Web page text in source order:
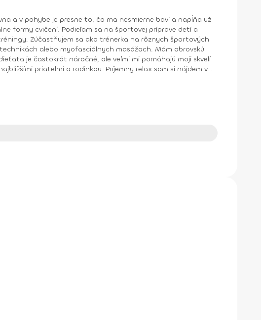
a v pohybe je presne to, čo ma nesmierne baví a napĺňa už
mi pomáhajú moji skvelí